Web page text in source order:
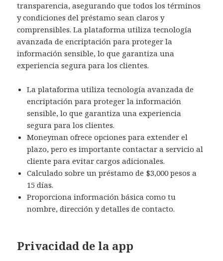
transparencia, asegurando que todos los términos
y condiciones del préstamo sean claros y
comprensibles. La plataforma utiliza tecnología
avanzada de encriptación para proteger la
información sensible, lo que garantiza una
experiencia segura para los clientes.
La plataforma utiliza tecnología avanzada de
encriptación para proteger la información
sensible, lo que garantiza una experiencia
segura para los clientes.
Moneyman ofrece opciones para extender el
plazo, pero es importante contactar a servicio al
cliente para evitar cargos adicionales.
Calculado sobre un préstamo de $3,000 pesos a
15 días.
Proporciona información básica como tu
nombre, dirección y detalles de contacto.
Privacidad de la app